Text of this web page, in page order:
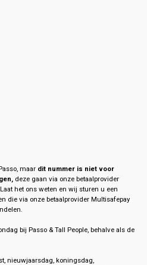
maar dit nummer is niet voor
deze gaan via onze betaalprovider
het ons weten en wij sturen u een
die via onze betaalprovider Multisafepay
bij Passo & Tall People, behalve als de
nieuwjaarsdag, koningsdag,